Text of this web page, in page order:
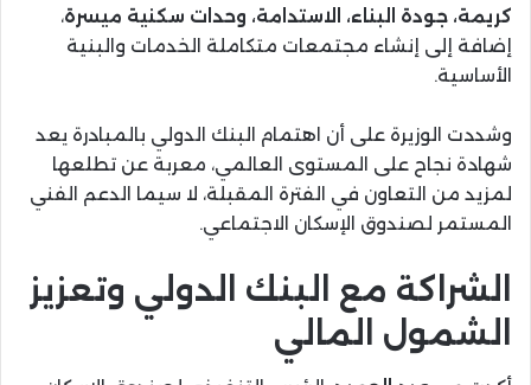
كريمة، جودة البناء، الاستدامة، وحدات سكنية ميسرة،
إضافة إلى إنشاء مجتمعات متكاملة الخدمات والبنية
الأساسية.
وشددت الوزيرة على أن اهتمام البنك الدولي بالمبادرة يعد
شهادة نجاح على المستوى العالمي، معربة عن تطلعها
لمزيد من التعاون في الفترة المقبلة، لا سيما الدعم الفني
المستمر لصندوق الإسكان الاجتماعي.
الشراكة مع البنك الدولي وتعزيز
الشمول المالي